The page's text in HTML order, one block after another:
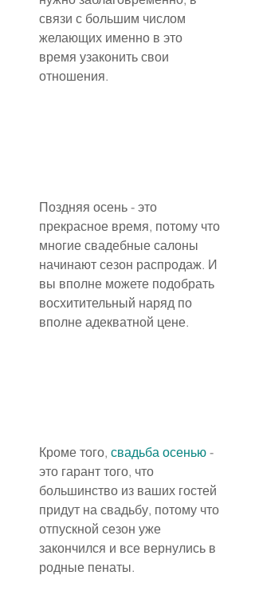
связи с большим числом
желающих именно в это
время узаконить свои
отношения.
Поздняя осень - это
прекрасное время, потому что
многие свадебные салоны
начинают сезон распродаж. И
вы вполне можете подобрать
восхитительный наряд по
вполне адекватной цене.
Кроме того, свадьба осенью -
это гарант того, что
большинство из ваших гостей
придут на свадьбу, потому что
отпускной сезон уже
закончился и все вернулись в
родные пенаты.